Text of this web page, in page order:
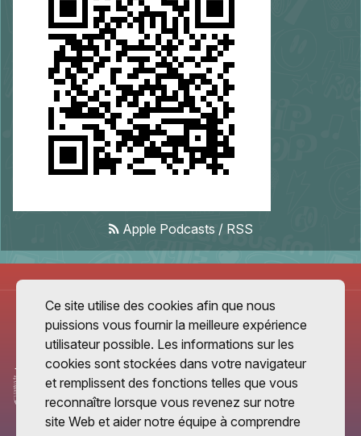
Apple Podcasts / RSS
Ce site utilise des cookies afin que nous
puissions vous fournir la meilleure expérience
utilisateur possible. Les informations sur les
cookies sont stockées dans votre navigateur
et remplissent des fonctions telles que vous
reconnaître lorsque vous revenez sur notre
site Web et aider notre équipe à comprendre